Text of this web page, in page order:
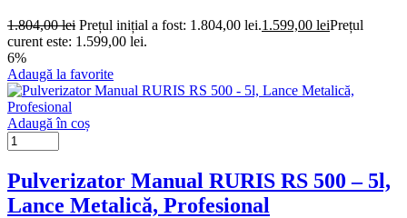
1.804,00lei Prețul inițial a fost: 1.804,00 lei.1.599,00 leiPrețul
curent este: 1.599,00 lei.
6%
Adaugă la favorite
Adaugă în coș
Pulverizator Manual RURIS RS 500 – 5l,
Lance Metalică, Profesional